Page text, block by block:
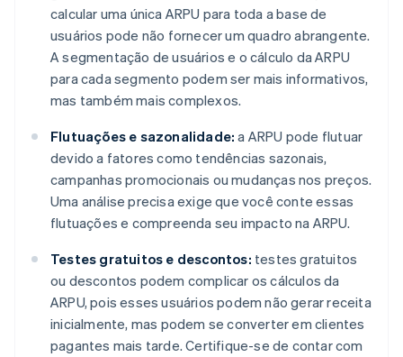
calcular uma única ARPU para toda a base de
usuários pode não fornecer um quadro abrangente.
A segmentação de usuários e o cálculo da ARPU
para cada segmento podem ser mais informativos,
mas também mais complexos.
Flutuações e sazonalidade: a ARPU pode flutuar
devido a fatores como tendências sazonais,
campanhas promocionais ou mudanças nos preços.
Uma análise precisa exige que você conte essas
flutuações e compreenda seu impacto na ARPU.
Testes gratuitos e descontos: testes gratuitos
ou descontos podem complicar os cálculos da
ARPU, pois esses usuários podem não gerar receita
inicialmente, mas podem se converter em clientes
pagantes mais tarde. Certifique-se de contar com